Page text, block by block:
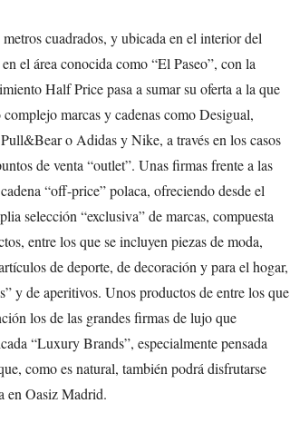
cuadrados, y ubicada en el interior del
el área conocida como “El Paseo”, con la
Half Price pasa a sumar su oferta a la que
marcas y cadenas como Desigual,
o Adidas y Nike, a través en los casos
de venta “outlet”. Unas firmas frente a las
“off-price” polaca, ofreciendo desde el
selección “exclusiva” de marcas, compuesta
entre los que se incluyen piezas de moda,
de deporte, de decoración y para el hogar,
y de aperitivos. Unos productos de entre los que
los de las grandes firmas de lujo que
“Luxury Brands”, especialmente pensada
como es natural, también podrá disfrutarse
en Oasiz Madrid.